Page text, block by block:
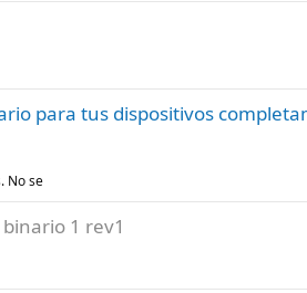
para tus dispositivos
No se
1 rev1